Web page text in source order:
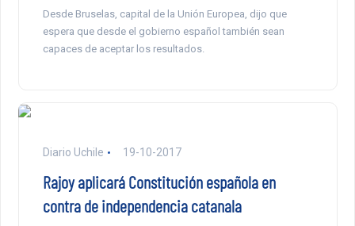
Desde Bruselas, capital de la Unión Europea, dijo que
espera que desde el gobierno español también sean
capaces de aceptar los resultados.
Diario Uchile 19-10-2017
Rajoy aplicará Constitución española en
contra de independencia catanala